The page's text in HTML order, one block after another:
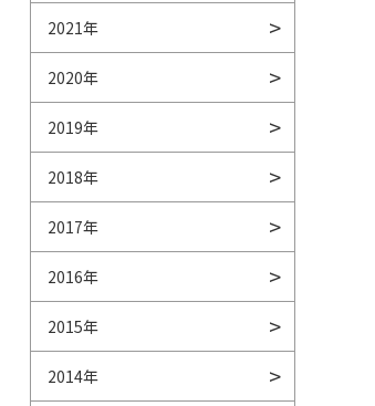
2021年
2020年
2019年
2018年
2017年
2016年
2015年
2014年